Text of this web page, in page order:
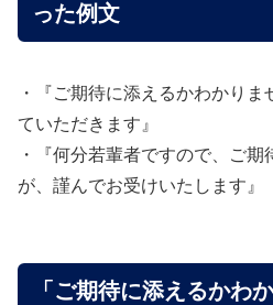
った例文
・『ご期待に添えるかわかり
ていただきます』
・『何分若輩者ですので、ご
が、謹んでお受けいたします』
「ご期待に添えるかわ